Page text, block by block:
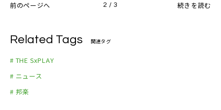
前のページへ 2 / 3 続きを読む
Related Tags 関連タグ
# THE SxPLAY
# ニュース
# 邦楽